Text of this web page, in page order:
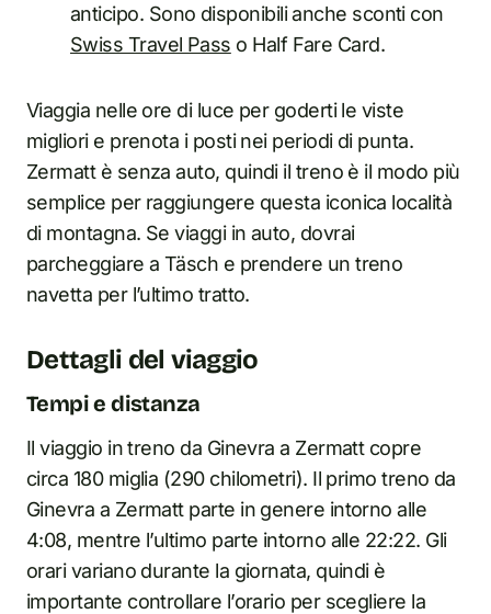
anticipo. Sono disponibili anche sconti con
Swiss Travel Pass o Half Fare Card.
Viaggia nelle ore di luce per goderti le viste
migliori e prenota i posti nei periodi di punta.
Zermatt è senza auto, quindi il treno è il modo più
semplice per raggiungere questa iconica località
di montagna. Se viaggi in auto, dovrai
parcheggiare a Täsch e prendere un treno
navetta per l’ultimo tratto.
Dettagli del viaggio
Tempi e distanza
Il viaggio in treno da Ginevra a Zermatt copre
circa 180 miglia (290 chilometri). Il primo treno da
Ginevra a Zermatt parte in genere intorno alle
4:08, mentre l’ultimo parte intorno alle 22:22. Gli
orari variano durante la giornata, quindi è
importante controllare l’orario per scegliere la